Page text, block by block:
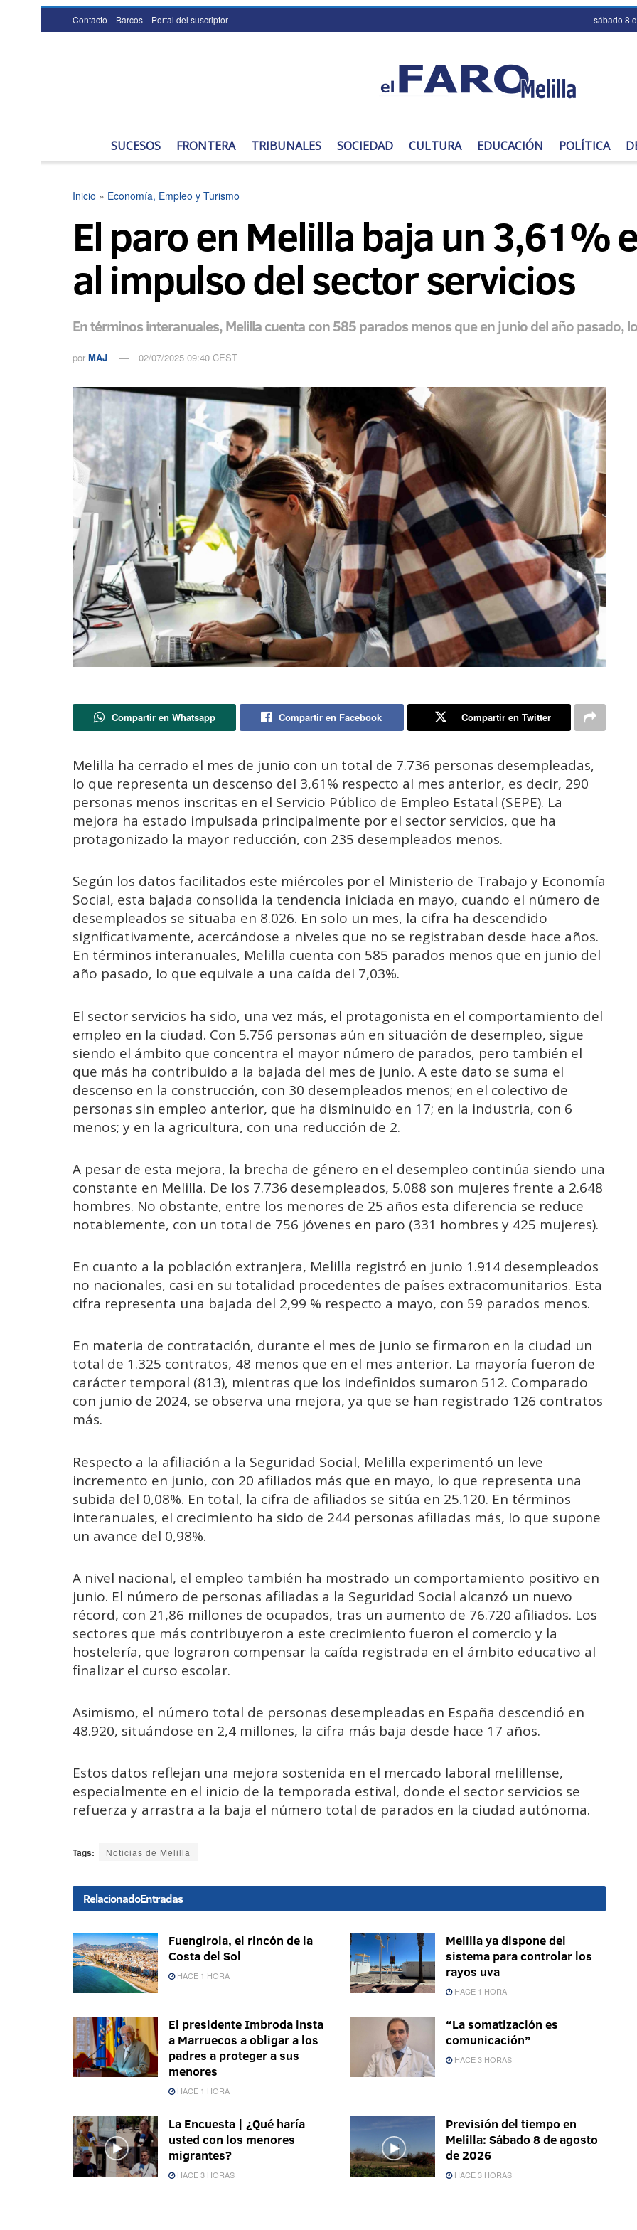
Contacto Barcos Portal del suscriptor sábado 8
SUCESOS FRONTERA TRIBUNALES SOCIEDAD CULTURA EDUCACIÓN POLÍTICA
Inicio » Economía, Empleo y Turismo
El paro en Melilla baja un 3,61%
al impulso del sector servicios
En términos interanuales, Melilla cuenta con 585 parados menos que en junio del año pasado,
por MAJ 02/07/2025 09:40 CEST
Compartir en Whatsapp Compartir en Facebook Compartir en Twitter
Melilla ha cerrado el mes de junio con un total de 7.736 personas desempleadas,
lo que representa un descenso del 3,61% respecto al mes anterior, es decir, 290
personas menos inscritas en el Servicio Público de Empleo Estatal (SEPE). La
mejora ha estado impulsada principalmente por el sector servicios, que ha
protagonizado la mayor reducción, con 235 desempleados menos.
Según los datos facilitados este miércoles por el Ministerio de Trabajo y Economía
Social, esta bajada consolida la tendencia iniciada en mayo, cuando el número de
desempleados se situaba en 8.026. En solo un mes, la cifra ha descendido
significativamente, acercándose a niveles que no se registraban desde hace años.
En términos interanuales, Melilla cuenta con 585 parados menos que en junio del
año pasado, lo que equivale a una caída del 7,03%.
El sector servicios ha sido, una vez más, el protagonista en el comportamiento del
empleo en la ciudad. Con 5.756 personas aún en situación de desempleo, sigue
siendo el ámbito que concentra el mayor número de parados, pero también el
que más ha contribuido a la bajada del mes de junio. A este dato se suma el
descenso en la construcción, con 30 desempleados menos; en el colectivo de
personas sin empleo anterior, que ha disminuido en 17; en la industria, con 6
menos; y en la agricultura, con una reducción de 2.
A pesar de esta mejora, la brecha de género en el desempleo continúa siendo una
constante en Melilla. De los 7.736 desempleados, 5.088 son mujeres frente a 2.648
hombres. No obstante, entre los menores de 25 años esta diferencia se reduce
notablemente, con un total de 756 jóvenes en paro (331 hombres y 425 mujeres).
En cuanto a la población extranjera, Melilla registró en junio 1.914 desempleados
no nacionales, casi en su totalidad procedentes de países extracomunitarios. Esta
cifra representa una bajada del 2,99 % respecto a mayo, con 59 parados menos.
En materia de contratación, durante el mes de junio se firmaron en la ciudad un
total de 1.325 contratos, 48 menos que en el mes anterior. La mayoría fueron de
carácter temporal (813), mientras que los indefinidos sumaron 512. Comparado
con junio de 2024, se observa una mejora, ya que se han registrado 126 contratos
más.
Respecto a la afiliación a la Seguridad Social, Melilla experimentó un leve
incremento en junio, con 20 afiliados más que en mayo, lo que representa una
subida del 0,08%. En total, la cifra de afiliados se sitúa en 25.120. En términos
interanuales, el crecimiento ha sido de 244 personas afiliadas más, lo que supone
un avance del 0,98%.
A nivel nacional, el empleo también ha mostrado un comportamiento positivo en
junio. El número de personas afiliadas a la Seguridad Social alcanzó un nuevo
récord, con 21,86 millones de ocupados, tras un aumento de 76.720 afiliados. Los
sectores que más contribuyeron a este crecimiento fueron el comercio y la
hostelería, que lograron compensar la caída registrada en el ámbito educativo al
finalizar el curso escolar.
Asimismo, el número total de personas desempleadas en España descendió en
48.920, situándose en 2,4 millones, la cifra más baja desde hace 17 años.
Estos datos reflejan una mejora sostenida en el mercado laboral melillense,
especialmente en el inicio de la temporada estival, donde el sector servicios se
refuerza y arrastra a la baja el número total de parados en la ciudad autónoma.
Tags: Noticias de Melilla
RelacionadoEntradas
Fuengirola, el rincón de la
Costa del Sol
HACE 1 HORA
Melilla ya dispone del
sistema para controlar los
rayos uva
HACE 1 HORA
El presidente Imbroda insta
a Marruecos a obligar a los
padres a proteger a sus
menores
HACE 1 HORA
“La somatización es
comunicación”
HACE 3 HORAS
La Encuesta | ¿Qué haría
usted con los menores
migrantes?
HACE 3 HORAS
Previsión del tiempo en
Melilla: Sábado 8 de agosto
de 2026
HACE 3 HORAS